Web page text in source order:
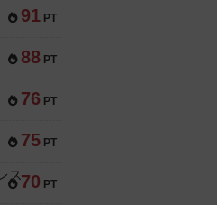
91 PT
88 PT
76 PT
75 PT
70 PT